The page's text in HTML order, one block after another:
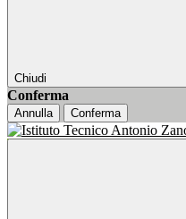
Chiudi
Conferma
Annulla Conferma